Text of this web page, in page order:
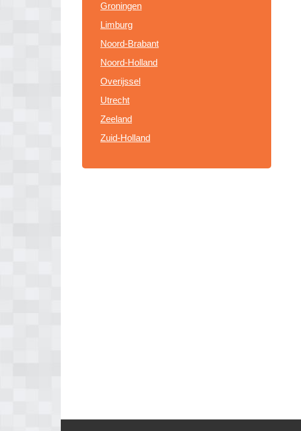
Groningen
Limburg
Noord-Brabant
Noord-Holland
Overijssel
Utrecht
Zeeland
Zuid-Holland